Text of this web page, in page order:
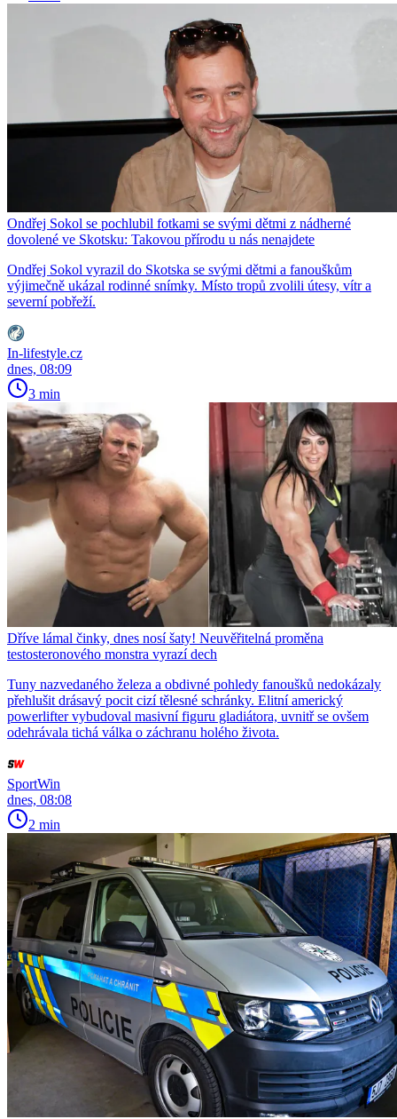
Ondřej Sokol se pochlubil fotkami se svými dětmi z nádherné
dovolené ve Skotsku: Takovou přírodu u nás nenajdete
Ondřej Sokol vyrazil do Skotska se svými dětmi a fanouškům
výjimečně ukázal rodinné snímky. Místo tropů zvolili útesy, vítr a
severní pobřeží.
In-lifestyle.cz
dnes, 08:09
3 min
Dříve lámal činky, dnes nosí šaty! Neuvěřitelná proměna
testosteronového monstra vyrazí dech
Tuny nazvedaného železa a obdivné pohledy fanoušků nedokázaly
přehlušit drásavý pocit cizí tělesné schránky. Elitní americký
powerlifter vybudoval masivní figuru gladiátora, uvnitř se ovšem
odehrávala tichá válka o záchranu holého života.
SportWin
dnes, 08:08
2 min